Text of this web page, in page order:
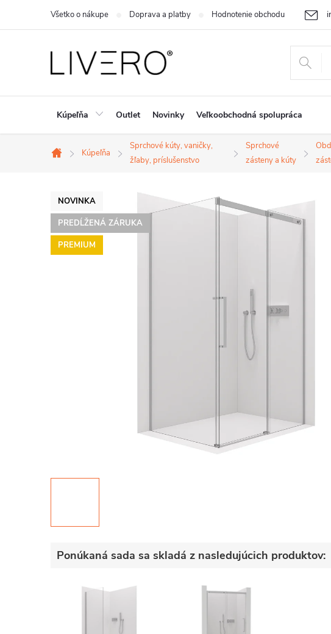
Všetko o nákupe Doprava a platby Hodnotenie obchodu
Kúpeľňa Outlet Novinky Veľkoobchodná spolupráca
Domov
Kúpeľňa
Sprchové kúty, vaničky,
žľaby, príslušenstvo
Sprchové
zásteny a kúty
NOVINKA
PREDĹŽENÁ ZÁRUKA
PREMIUM
Ponúkaná sada sa skladá z nasledujúcich produktov: